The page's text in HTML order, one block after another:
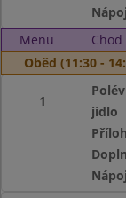
Nápoj
Menu
Chod
Oběd (11:30 -
1
jídlo
Nápoj